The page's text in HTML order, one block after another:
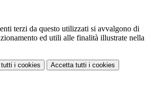
terzi da questo utilizzati si avvalgono di
ed utili alle finalità illustrate nella
tutti i cookies Accetta tutti i cookies